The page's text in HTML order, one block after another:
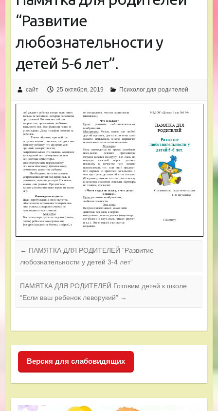
“Развитие
любознательности у
детей 5-6 лет”.
сайт 25 октября, 2019 Психолог для родителей
← ПАМЯТКА ДЛЯ РОДИТЕЛЕЙ “Развитие
любознательности у детей 3-4 лет”
ПАМЯТКА ДЛЯ РОДИТЕЛЕЙ Готовим детей к школе
“Если ваш ребенок леворукий” →
Версия для слабовидящих